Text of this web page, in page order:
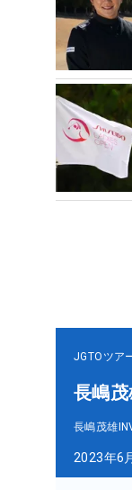
JGTOツア
長嶋
長嶋茂雄
2023年6